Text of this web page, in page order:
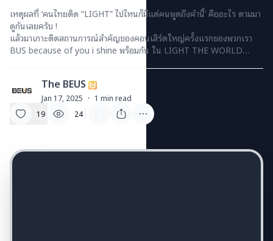
เหตุผลที่ ‘คนไทยติด “LIGHT” ไปไหนก็มีแต่คนพูดถึงคำนี้’ คืออะไร ตามมา
ดูกันเลยครับ !
แล้วมาเกาะติดสถานการณ์สำคัญของคอนเสิร์ตใหญ่ครั้งแรกของพวกเรา
BUS because of you i shine พร้อมกัน ใน LIGHT THE WORLD
T The BEUS
Jan 17, 2025 · 1 min read
19
24